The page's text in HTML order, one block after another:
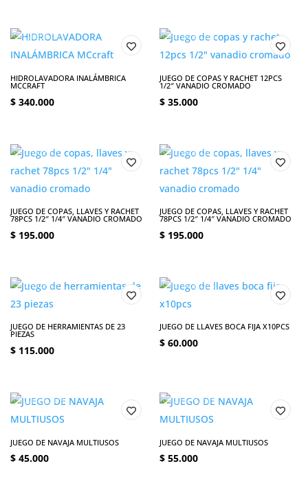
HIDROLAVADORA INALÁMBRICA
MCCRAFT
$ 340.000
JUEGO DE COPAS Y RACHET 12PCS
1/2″ VANADIO CROMADO
$ 35.000
JUEGO DE COPAS, LLAVES Y RACHET
78PCS 1/2″ 1/4″ VANADIO CROMADO
$ 195.000
JUEGO DE COPAS, LLAVES Y RACHET
78PCS 1/2″ 1/4″ VANADIO CROMADO
$ 195.000
JUEGO DE HERRAMIENTAS DE 23
PIEZAS
$ 115.000
JUEGO DE LLAVES BOCA FIJA X10PCS
$ 60.000
JUEGO DE NAVAJA MULTIUSOS
$ 45.000
JUEGO DE NAVAJA MULTIUSOS
$ 55.000